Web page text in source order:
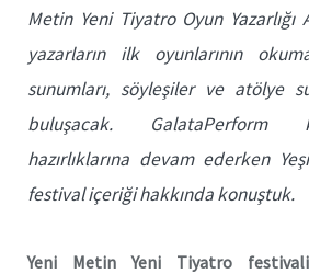
Metin Yeni Tiyatro Oyun Yazarlığı
yazarların ilk oyunlarının
sunumları, söyleşiler ve atölye
buluşacak. GalataPerform
hazırlıklarına devam ederken
festival içeriği hakkında konuştuk.
Yeni Metin Yeni Tiyatro